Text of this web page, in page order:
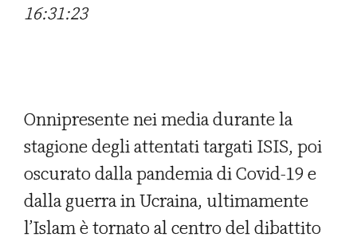
16:31:23
Onnipresente nei media durante la
stagione degli attentati targati ISIS, poi
oscurato dalla pandemia di Covid-19 e
dalla guerra in Ucraina, ultimamente
l’Islam è tornato al centro del dibattito